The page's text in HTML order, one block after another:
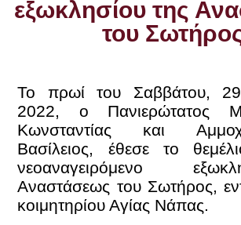
εξωκλησίου της
του
Το πρωί του Σαββάτου,
2022, ο Πανιερώτατος
Κωνσταντίας και
Βασίλειος, έθεσε το
νεοαναγειρόμενο
Αναστάσεως του Σωτήρος,
κοιμητηρίου Αγίας Νάπας.